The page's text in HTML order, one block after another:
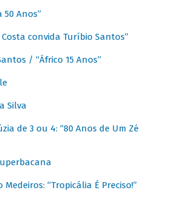
50 Anos”
convida Turíbio Santos”
/ “Áfrico 15 Anos”
Silva
de 3 ou 4: “80 Anos de Um Zé
Medeiros: “Tropicália É Preciso!”